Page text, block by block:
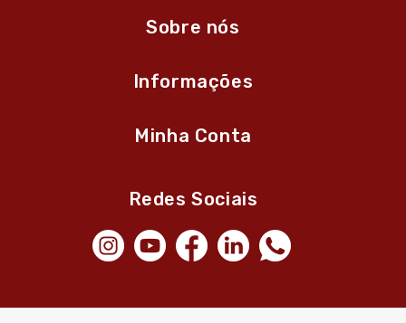
Sobre nós
Informações
Minha Conta
Redes Sociais